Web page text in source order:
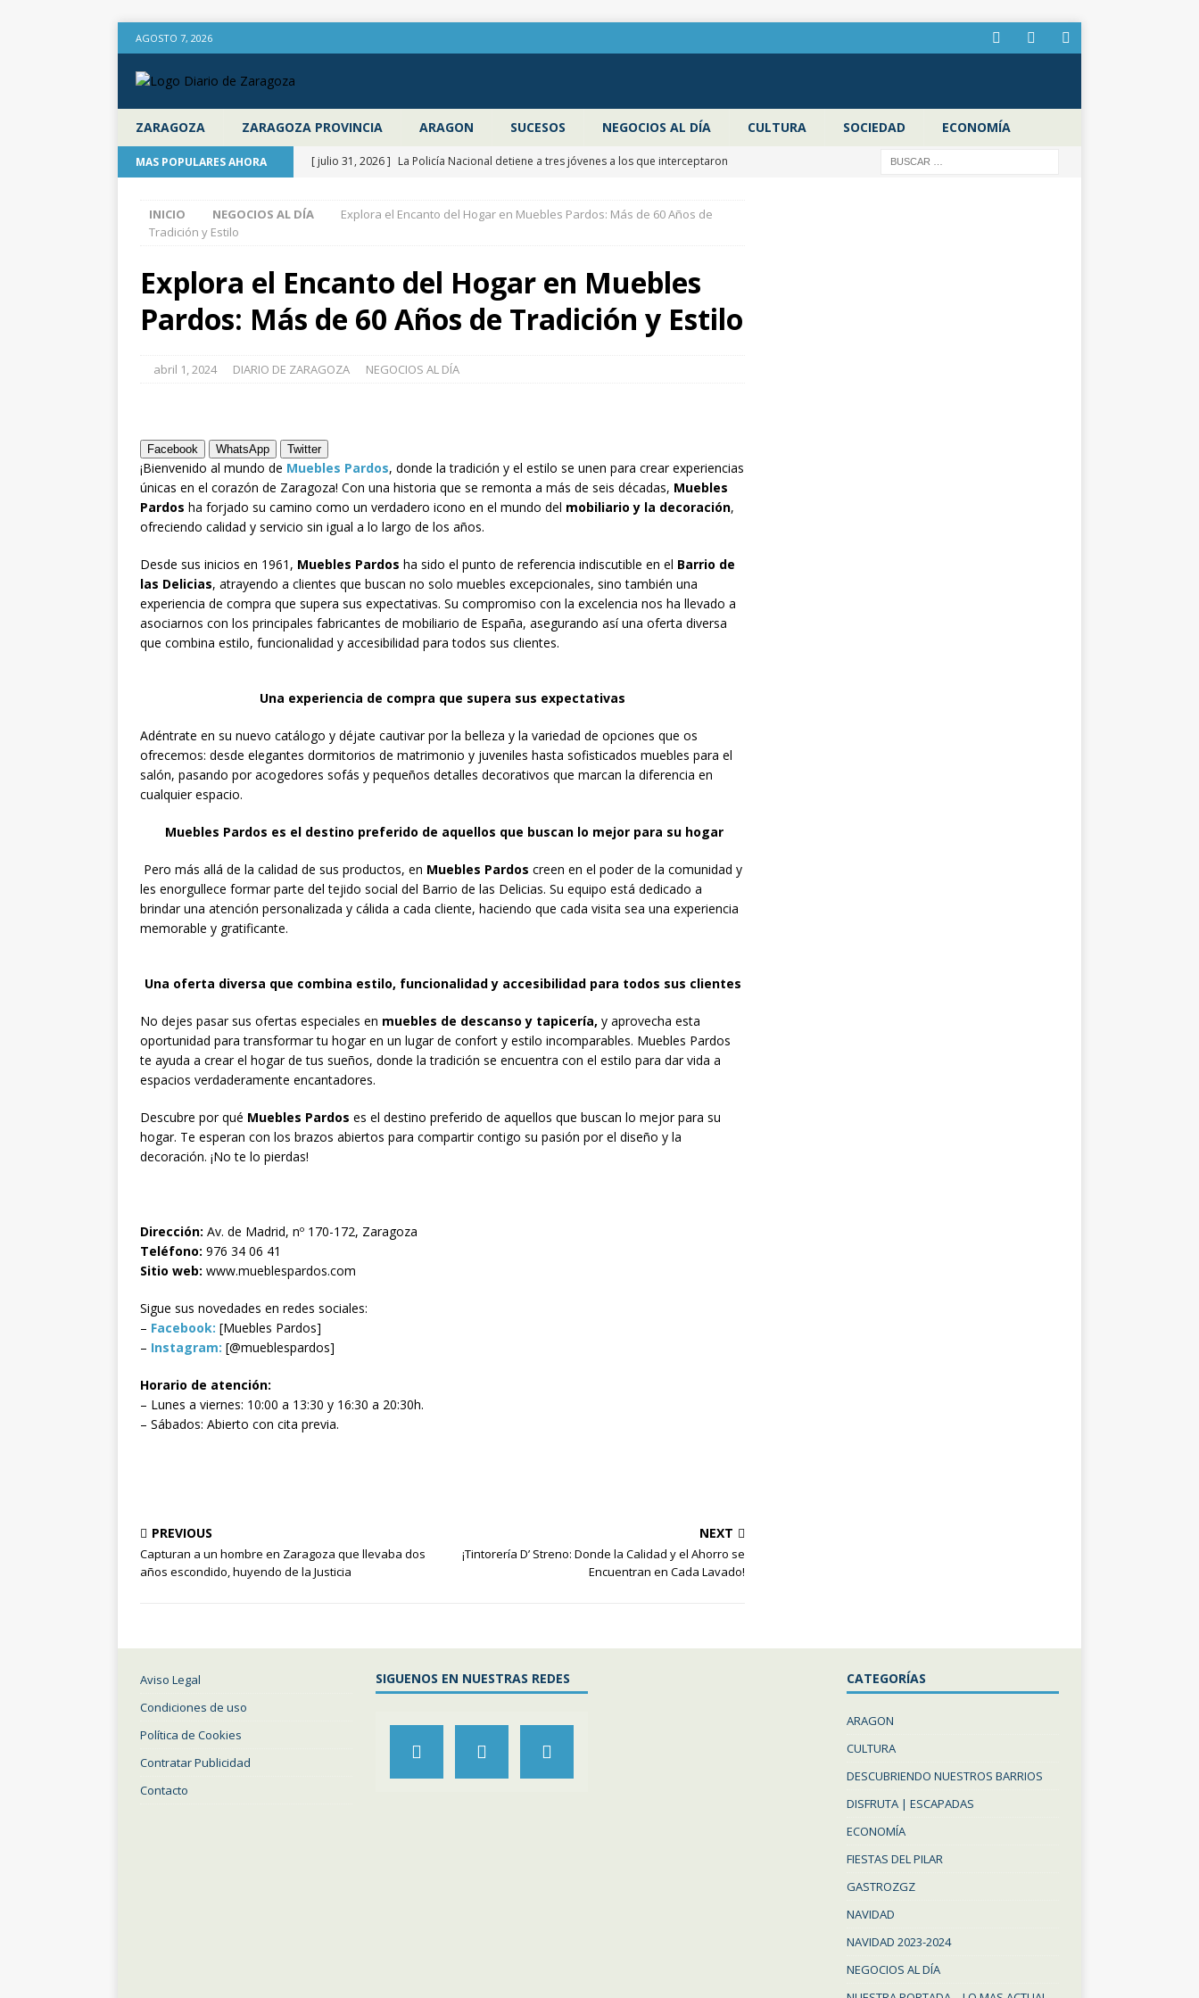
AGOSTO 7, 2026
ZARAGOZA ZARAGOZA PROVINCIA ARAGON SUCESOS NEGOCIOS AL DÍA CULTURA SOCIEDAD ECONOMÍA
MAS POPULARES AHORA [ julio 31, 2026 ] La Policía Nacional detiene a tres jóvenes a los que interceptaron
ZARAGOZA
provincia de Zaragoza’ para promocionar los espacios naturales y actividades al
aire libre en el verano
ZARAGOZA PROVINCIA
Diputación de Zaragoza con las entradas agotadas
[ julio 31, 2026 ]
La Diputación de Zaragoza finaliza la restauración de la capilla de
Santiago de la catedral de Tarazona tras una inversión de 304.000 euros
ZARAGOZA PROVINCIA
INICIO NEGOCIOS AL DÍA
Explora el Encanto del Hogar en Muebles Pardos: Más de 60 Años de
Tradición y Estilo
Explora el Encanto del Hogar en Muebles
Pardos: Más de 60 Años de Tradición y Estilo
abril 1, 2024 DIARIO DE ZARAGOZA NEGOCIOS AL DÍA
Facebook WhatsApp Twitter
¡Bienvenido al mundo de Muebles Pardos, donde la tradición y el estilo se unen para crear experiencias
únicas en el corazón de Zaragoza! Con una historia que se remonta a más de seis décadas, Muebles
Pardos ha forjado su camino como un verdadero icono en el mundo del mobiliario y la decoración,
ofreciendo calidad y servicio sin igual a lo largo de los años.
Desde sus inicios en 1961, Muebles Pardos ha sido el punto de referencia indiscutible en el Barrio de
las Delicias, atrayendo a clientes que buscan no solo muebles excepcionales, sino también una
experiencia de compra que supera sus expectativas. Su compromiso con la excelencia nos ha llevado a
asociarnos con los principales fabricantes de mobiliario de España, asegurando así una oferta diversa
que combina estilo, funcionalidad y accesibilidad para todos sus clientes.
Una experiencia de compra que supera sus expectativas
Adéntrate en su nuevo catálogo y déjate cautivar por la belleza y la variedad de opciones que os
ofrecemos: desde elegantes dormitorios de matrimonio y juveniles hasta sofisticados muebles para el
salón, pasando por acogedores sofás y pequeños detalles decorativos que marcan la diferencia en
cualquier espacio.
Muebles Pardos es el destino preferido de aquellos que buscan lo mejor para su hogar
Pero más allá de la calidad de sus productos, en Muebles Pardos creen en el poder de la comunidad y
les enorgullece formar parte del tejido social del Barrio de las Delicias. Su equipo está dedicado a
brindar una atención personalizada y cálida a cada cliente, haciendo que cada visita sea una experiencia
memorable y gratificante.
Una oferta diversa que combina estilo, funcionalidad y accesibilidad para todos sus clientes
No dejes pasar sus ofertas especiales en muebles de descanso y tapicería, y aprovecha esta
oportunidad para transformar tu hogar en un lugar de confort y estilo incomparables. Muebles Pardos
te ayuda a crear el hogar de tus sueños, donde la tradición se encuentra con el estilo para dar vida a
espacios verdaderamente encantadores.
Descubre por qué Muebles Pardos es el destino preferido de aquellos que buscan lo mejor para su
hogar. Te esperan con los brazos abiertos para compartir contigo su pasión por el diseño y la
decoración. ¡No te lo pierdas!
Dirección: Av. de Madrid, nº 170-172, Zaragoza
Teléfono: 976 34 06 41
Sitio web: www.mueblespardos.com
Sigue sus novedades en redes sociales:
– Facebook: [Muebles Pardos]
– Instagram: [@mueblespardos]
Horario de atención:
– Lunes a viernes: 10:00 a 13:30 y 16:30 a 20:30h.
– Sábados: Abierto con cita previa.
PREVIOUS
Capturan a un hombre en Zaragoza que llevaba dos
años escondido, huyendo de la Justicia
NEXT
¡Tintorería D’ Streno: Donde la Calidad y el Ahorro se
Encuentran en Cada Lavado!
Aviso Legal
Condiciones de uso
Política de Cookies
Contratar Publicidad
Contacto
SIGUENOS EN NUESTRAS REDES CATEGORÍAS
ARAGON
CULTURA
DESCUBRIENDO NUESTROS BARRIOS
DISFRUTA | ESCAPADAS
ECONOMÍA
FIESTAS DEL PILAR
GASTROZGZ
NAVIDAD
NAVIDAD 2023-2024
NEGOCIOS AL DÍA